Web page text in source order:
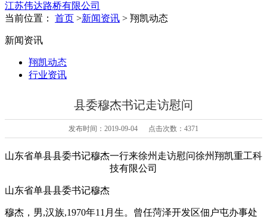
江苏伟达路桥有限公司
当前位置： 首页 >新闻资讯 > 翔凯动态
新闻资讯
翔凯动态
行业资讯
县委穆杰书记走访慰问
发布时间：2019-09-04 点击次数：4371
山东省单县县委书记穆杰一行来徐州走访慰问徐州翔凯重工科
技有限公司
山东省单县县委书记穆杰
穆杰，男,汉族,1970年11月生。曾任菏泽开发区佃户屯办事处